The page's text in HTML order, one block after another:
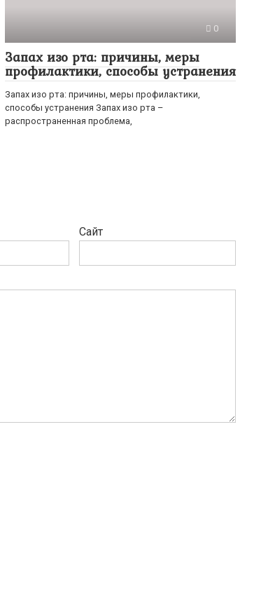
0
Запах изо рта: причины, меры
профилактики, способы устранения
Запах изо рта: причины, меры профилактики,
способы устранения Запах изо рта –
распространенная проблема,
Сайт